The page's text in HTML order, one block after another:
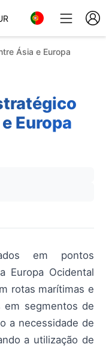
Ásia e Europa
Europa
em pontos
Europa Ocidental
rotas marítimas e
em segmentos de
a necessidade de
a utilização de